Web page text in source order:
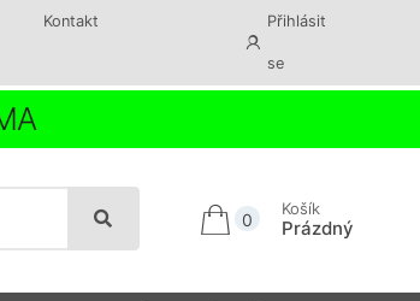
Kontakt Přihlásit
se
0
Košík
Prázdný